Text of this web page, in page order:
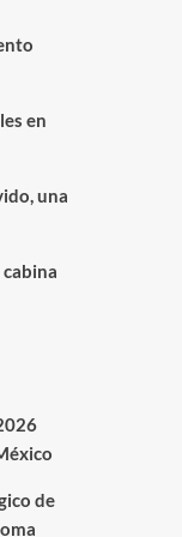
en
una
de